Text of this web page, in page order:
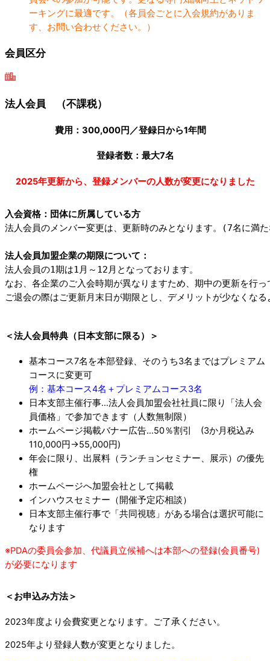
ーキングに最適です。（各員会ごとに入会規約がありま
す、お問い合わせください。）
会員区分
法人会員 （不課税）
費用：300,000円／登録日から1年間
登録者数：最大7名
2025年更新から、登録メンバーの人数が変更になりました
入会資格：団体に所属している方
法人会員のメンバー変更は、更新時のみとなります。(7名に満
法人会員加盟企業の期限について：
法人会員の1期は1月～12月となっております。
なお、各企業のご入会時期が異なりますため、期中の更新を行っ
ご退会の際はご更新月末日が期限とし、デメリットが少なくな
＜法人会員特典（日本支部に限る）＞
基本コース7名を本部登録、そのうち3名まではプレミアム
コースに変更可
例：基本コース4名＋プレミアムコース3名
日本支部主催行事…法人会員加盟会社社員に限り「法人会
員価格」で参加できます（人数無制限）
ホームページ掲載バナー広告…50％割引 (3か月税込み
110,000円→55,000円)
年会に限り、出展料（ランチョンセミナー、展示）の優先
権
ホームページへ加盟会社として掲載
インハウスセミナー（開催予定応相談）
日本支部主催行事で「共同視聴」がある場合は選択可能に
なります
※PDAの委員会参加、代議員立候補へは本部への登録(会員番号)
が必要になります
＜お申込み方法＞
2023年度より会費変更となります。ご了承ください。
2025年より登録人数が変更となりました。